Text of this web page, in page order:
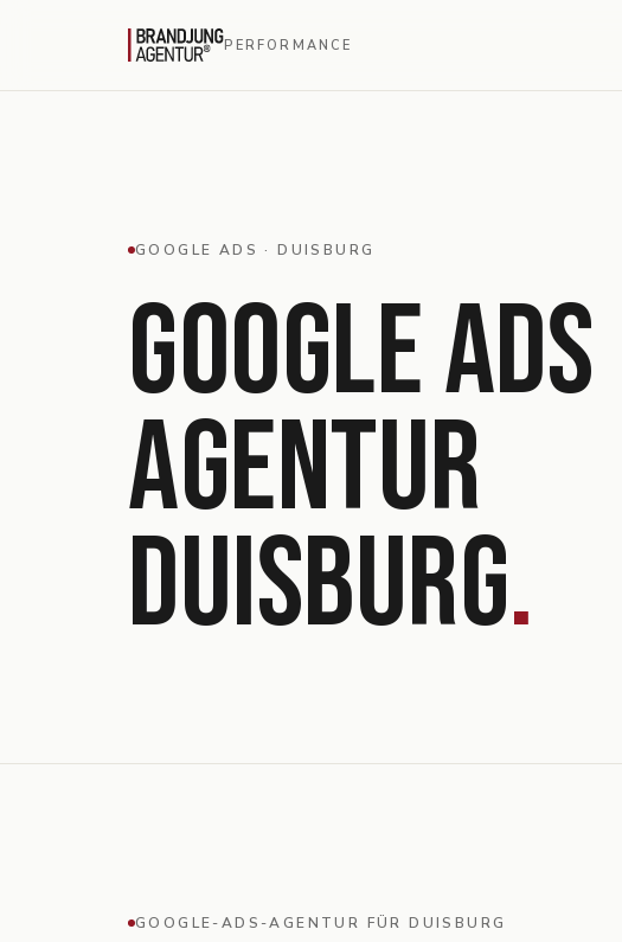
PERFORMANCE
GOOGLE ADS ·DUISBURG
GOOGLE ADS
AGENTUR
DUISBURG.
GOOGLE-ADS-AGENTUR FÜRDUISBURG